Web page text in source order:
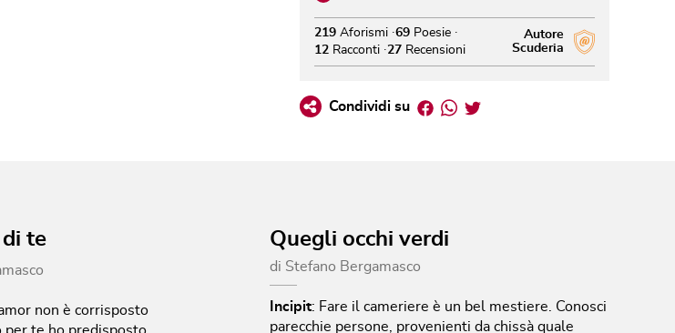
Autore
Scuderia
219 Aforismi 69 Poesie
12 Racconti 27 Recensioni
Condividi su Facebook
Whatsapp
Twitter
te
non è corrisposto
Quegli occhi verdi
di Stefano Bergamasco
Incipit: Fare il cameriere è un bel mestiere. Conosci
parecchie persone, provenienti da chissà quale